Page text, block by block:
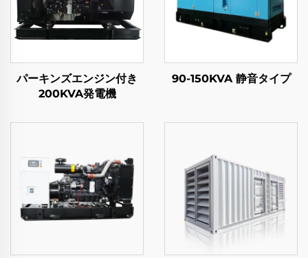
パーキンズエンジン付き
200KVA発電機
90-150KVA 静音タイプ